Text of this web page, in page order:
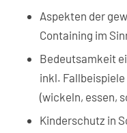
Aspekten der
Containing im
Bedeutsamkeit
inkl.
(wickeln, essen,
Kinderschutz in